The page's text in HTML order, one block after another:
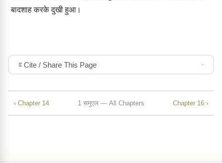
बादशाह करके दुखी हुआ।
Cite / Share This Page
‹ Chapter 14 1 समुएल — All Chapters Chapter 16 ›